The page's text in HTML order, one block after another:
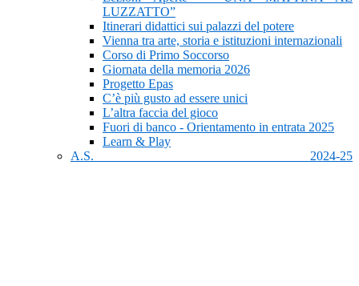
LUZZATTO”
Itinerari didattici sui palazzi del potere
Vienna tra arte, storia e istituzioni internazionali
Corso di Primo Soccorso
Giornata della memoria 2026
Progetto Epas
C’è più gusto ad essere unici
L’altra faccia del gioco
Fuori di banco - Orientamento in entrata 2025
Learn & Play
A.S. 2024-25